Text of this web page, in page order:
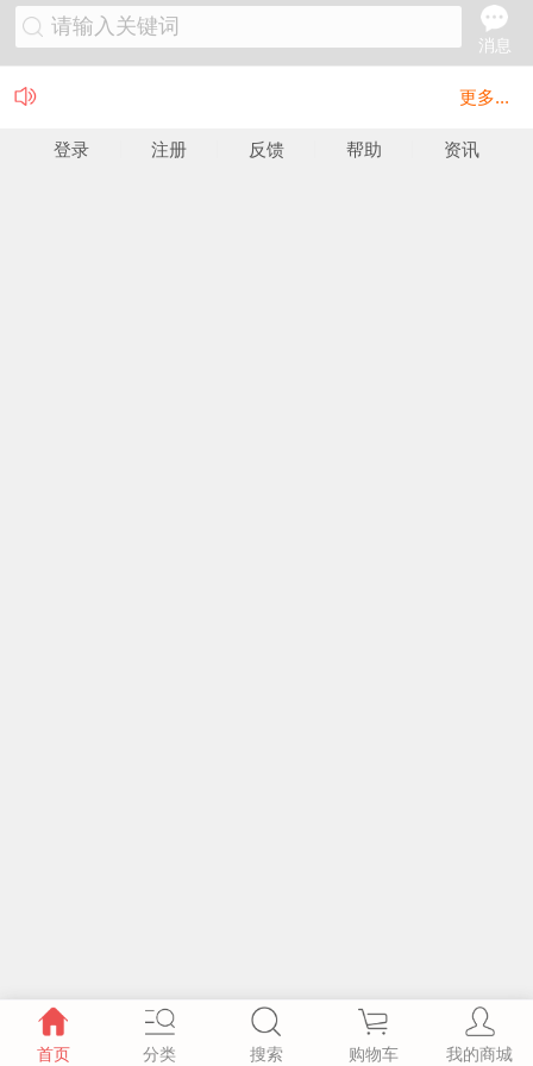
请输入关键词
消息
更多...
登录 注册 反馈 帮助 资讯
首页 分类 搜索 购物车 我的商城